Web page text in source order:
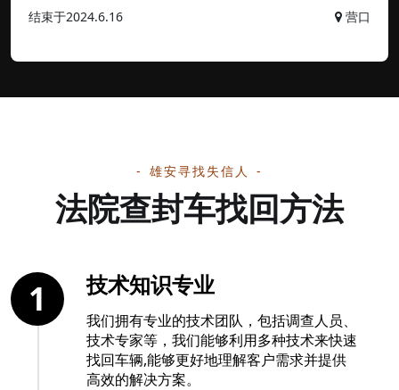
结束于2024.6.16 营口
雄安寻找失信人
法院查封车找回方法
技术知识专业
我们拥有专业的技术团队，包括调查人员、
技术专家等，我们能够利用多种技术来快速
找回车辆,能够更好地理解客户需求并提供
高效的解决方案。
1